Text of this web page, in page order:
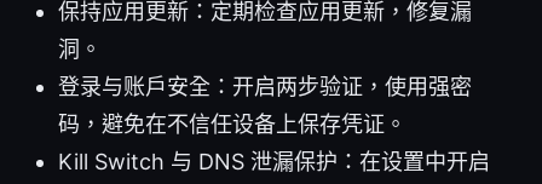
保持应用更新：定期检查应用更新，修复漏
洞。
登录与账户安全：开启两步验证，使用强密
码，避免在不信任设备上保存凭证。
Kill Switch 与 DNS 泄漏保护：在设置中开启